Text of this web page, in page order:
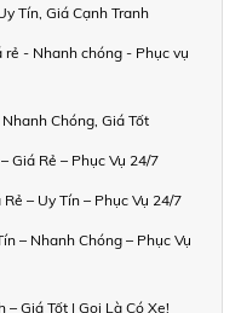
Tín, Giá Cạnh Tranh
- Nhanh chóng - Phục vụ
Chóng, Giá Tốt
Giá Rẻ – Phục Vụ 24/7
– Uy Tín – Phục Vụ 24/7
– Nhanh Chóng – Phục Vụ
Giá Tốt | Gọi Là Có Xe!